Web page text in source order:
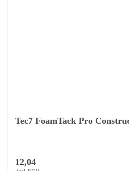
Tec7 FoamTack Pro
12,04